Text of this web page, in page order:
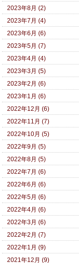
2023年8月 (2)
2023年7月 (4)
2023年6月 (6)
2023年5月 (7)
2023年4月 (4)
2023年3月 (5)
2023年2月 (6)
2023年1月 (6)
2022年12月 (6)
2022年11月 (7)
2022年10月 (5)
2022年9月 (5)
2022年8月 (5)
2022年7月 (6)
2022年6月 (6)
2022年5月 (6)
2022年4月 (6)
2022年3月 (6)
2022年2月 (7)
2022年1月 (9)
2021年12月 (9)